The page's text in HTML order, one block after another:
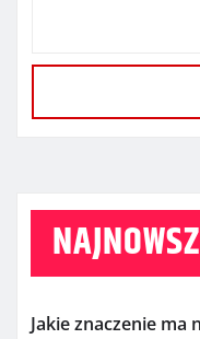
Jakie znaczenie ma